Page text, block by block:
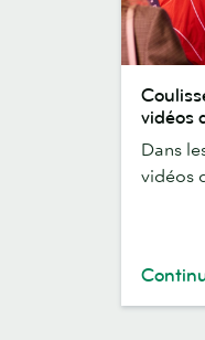
créez
vos
vidéos
vidéos
Dans
vidéos